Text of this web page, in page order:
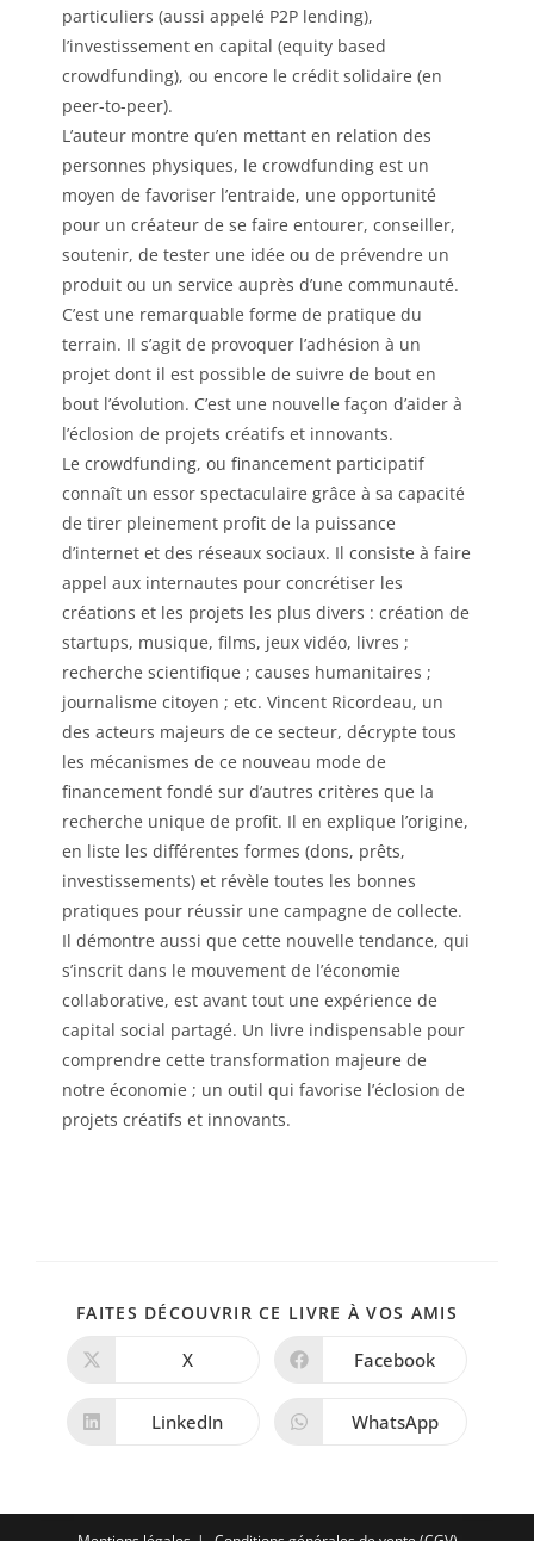
particuliers (aussi appelé P2P lending),
l’investissement en capital (equity based
crowdfunding), ou encore le crédit solidaire (en
peer-to-peer).
L’auteur montre qu’en mettant en relation des
personnes physiques, le crowdfunding est un
moyen de favoriser l’entraide, une opportunité
pour un créateur de se faire entourer, conseiller,
soutenir, de tester une idée ou de prévendre un
produit ou un service auprès d’une communauté.
C’est une remarquable forme de pratique du
terrain. Il s’agit de provoquer l’adhésion à un
projet dont il est possible de suivre de bout en
bout l’évolution. C’est une nouvelle façon d’aider à
l’éclosion de projets créatifs et innovants.
Le crowdfunding, ou financement participatif
connaît un essor spectaculaire grâce à sa capacité
de tirer pleinement profit de la puissance
d’internet et des réseaux sociaux. Il consiste à faire
appel aux internautes pour concrétiser les
créations et les projets les plus divers : création de
startups, musique, films, jeux vidéo, livres ;
recherche scientifique ; causes humanitaires ;
journalisme citoyen ; etc. Vincent Ricordeau, un
des acteurs majeurs de ce secteur, décrypte tous
les mécanismes de ce nouveau mode de
financement fondé sur d’autres critères que la
recherche unique de profit. Il en explique l’origine,
en liste les différentes formes (dons, prêts,
investissements) et révèle toutes les bonnes
pratiques pour réussir une campagne de collecte.
Il démontre aussi que cette nouvelle tendance, qui
s’inscrit dans le mouvement de l’économie
collaborative, est avant tout une expérience de
capital social partagé. Un livre indispensable pour
comprendre cette transformation majeure de
notre économie ; un outil qui favorise l’éclosion de
projets créatifs et innovants.
FAITES DÉCOUVRIR CE LIVRE À VOS AMIS
Ouvrir
autre
fenêtre
X Ouvrir
autre
fenêtre
Facebook
Ouvrir
LinkedIn Ouvrir
WhatsApp